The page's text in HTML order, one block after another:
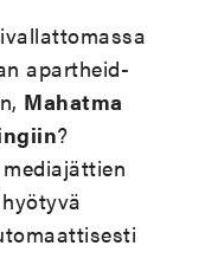
apartheid-
Mahatma
?